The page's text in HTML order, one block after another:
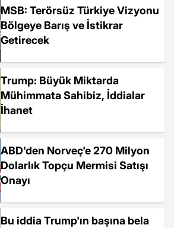
MSB: Terörsüz Türkiye Vizyonu
Bölgeye Barış ve İstikrar
Getirecek
Trump: Büyük Miktarda
Mühimmata Sahibiz, İddialar
İhanet
ABD'den Norveç'e 270 Milyon
Dolarlık Topçu Mermisi Satışı
Onayı
Bu iddia Trump'ın başına bela